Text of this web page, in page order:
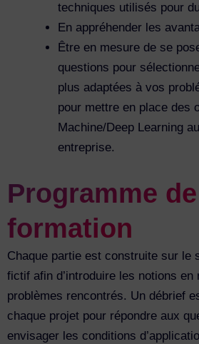
techniques utilisés pour
En appréhender les
Être en mesure de se
questions pour
plus adaptées à vos
pour mettre en place des
Machine/Deep Learning
entreprise.
Programme
formation
Chaque partie est construite sur le
fictif afin d’introduire les notions en
problèmes rencontrés. Un débrief
chaque projet pour répondre aux
envisager les conditions